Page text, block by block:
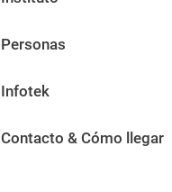
Personas
Infotek
Contacto & Cómo llegar